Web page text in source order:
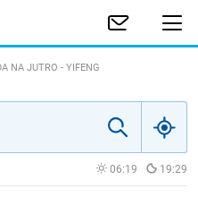
NA JUTRO - YIFENG
06:19 19:29